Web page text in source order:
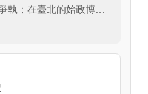
執；在臺北的始政博覽
最前沿的文化與科技。
經歷一番思索與掙扎之
不同的道路，這是屬於